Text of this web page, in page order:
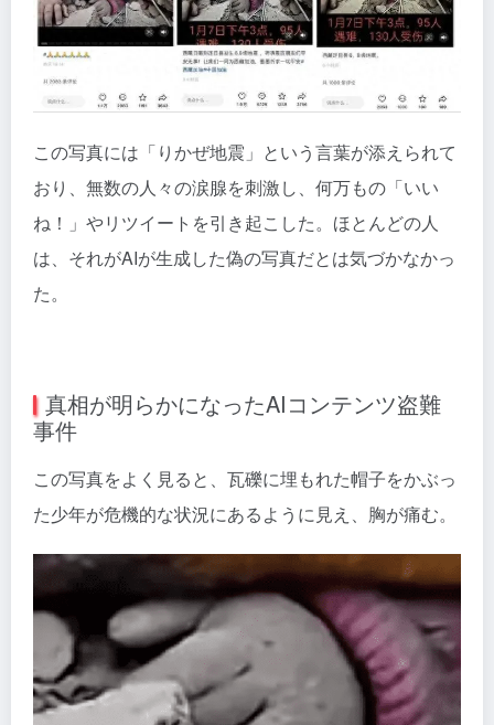
この写真には「りかぜ地震」という言葉が添えられて
おり、無数の人々の涙腺を刺激し、何万もの「いい
ね！」やリツイートを引き起こした。ほとんどの人
は、それがAIが生成した偽の写真だとは気づかなかっ
た。
真相が明らかになったAIコンテンツ盗難
事件
この写真をよく見ると、瓦礫に埋もれた帽子をかぶっ
た少年が危機的な状況にあるように見え、胸が痛む。